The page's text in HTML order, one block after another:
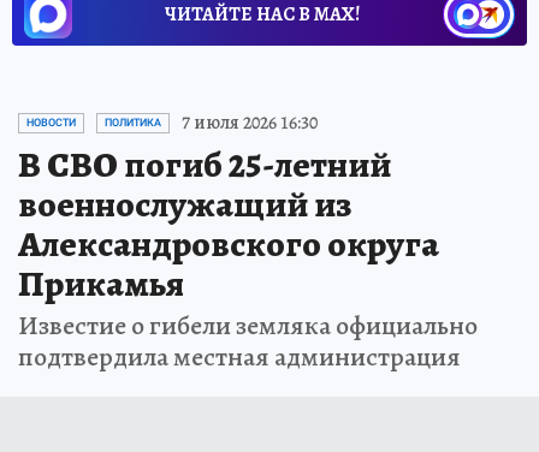
ЧИТАЙТЕ НАС В МАХ!
НОВОСТИ ПОЛИТИКА 7 июля 2026 16:30
В СВО погиб 25-летний
военнослужащий из
Александровского округа
Прикамья
Известие о гибели земляка официально
подтвердила местная администрация